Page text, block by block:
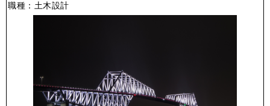
職種：土木設計